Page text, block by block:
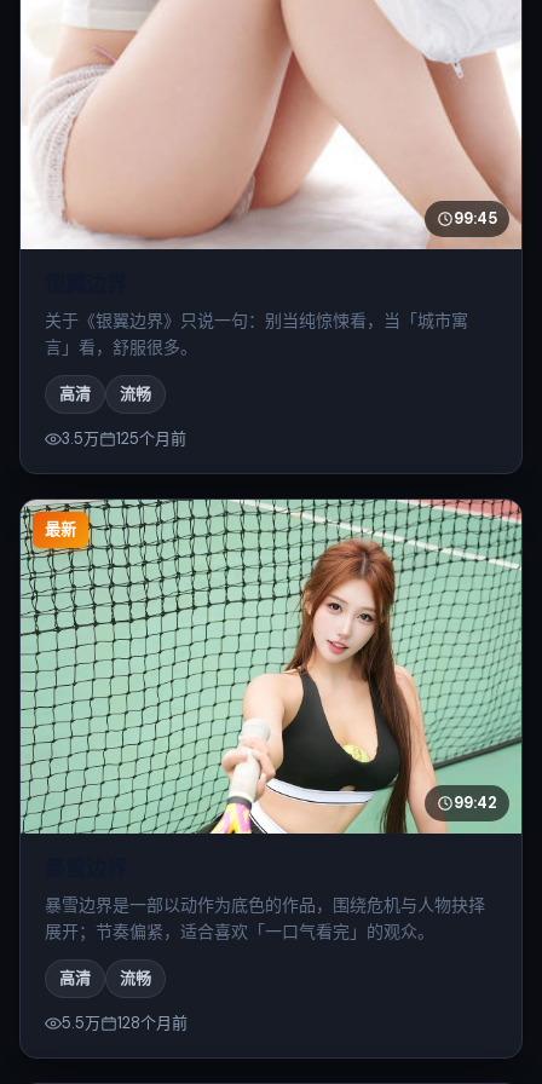
99:45
关于《银翼边界》只说一句：别当纯惊悚看，当「城市寓
言」看，舒服很多。
高清 流畅
3.5万 125个月前
最新
99:42
暴雪边界是一部以动作为底色的作品，围绕危机与人物抉择
展开；节奏偏紧，适合喜欢「一口气看完」的观众。
高清 流畅
5.5万 128个月前